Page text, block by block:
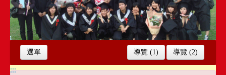
選單 導覽 (2)
導覽 (1)
:::